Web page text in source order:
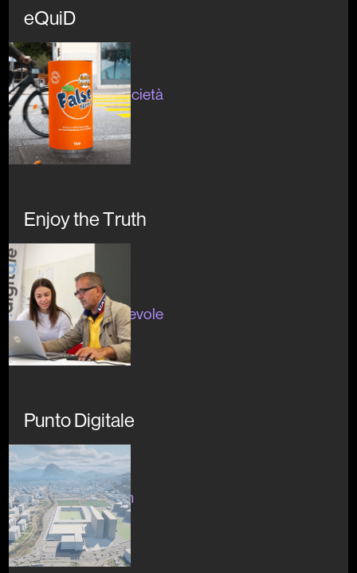
eQuiD
In corso
#artecultura #società
#cultura
Enjoy the Truth
In corso
#divulgazione
#digitaleconsapevole
#formazione
Punto Digitale
In corso
#openinnovation